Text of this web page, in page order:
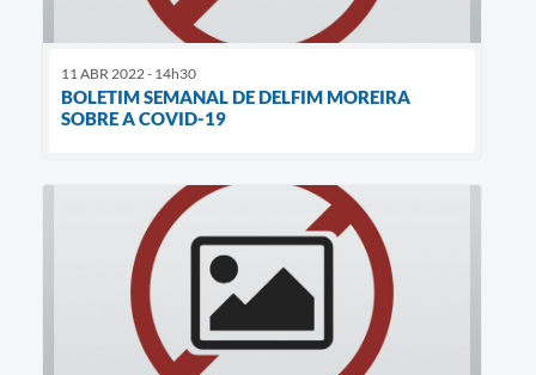
11 ABR 2022 - 14h30
BOLETIM SEMANAL DE DELFIM MOREIRA
SOBRE A COVID-19